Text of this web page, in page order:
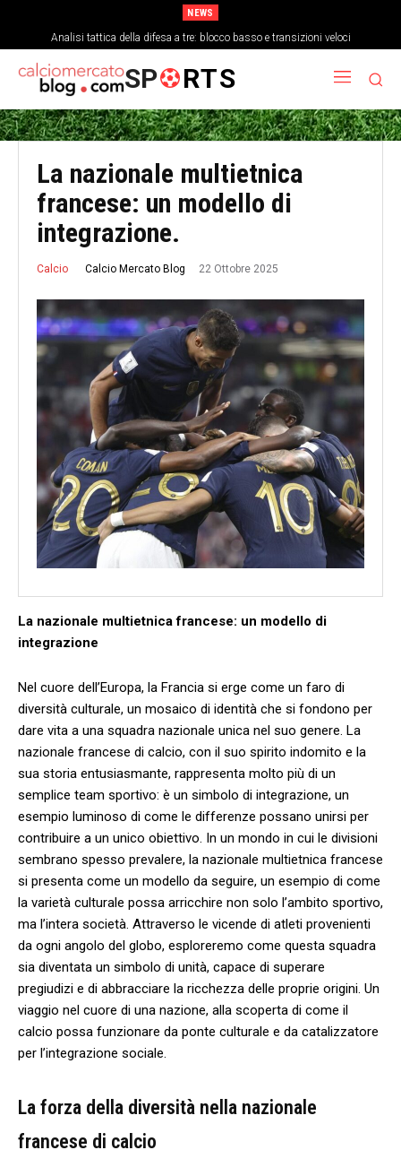
NEWS
Analisi tattica della difesa a tre: blocco basso e transizioni veloci
Come la stanchezza mentale influisce sulla precisione dei passaggi a fine
partita
SP RTS
La nazionale multietnica
francese: un modello di
integrazione.
Calcio Calcio Mercato Blog 22 Ottobre 2025
La nazionale multietnica‌ francese: un ⁣modello di
integrazione
Nel⁣ cuore⁢ dell’Europa, la Francia si erge‌ come un ⁣faro‌ di
diversità⁢ culturale, un mosaico di identità che ‍si fondono per
dare vita⁢ a una⁤ squadra​ nazionale unica⁣ nel suo ⁢genere. ⁣La​
nazionale francese di⁣ calcio, con ⁤il suo spirito indomito e la
sua ‍storia entusiasmante, rappresenta​ molto‌ più⁤ di ⁣un
semplice team sportivo: è un simbolo⁢ di integrazione, un
esempio ‌luminoso di​ come⁤ le differenze possano unirsi ⁤per
contribuire a un⁣ unico obiettivo. In un mondo in cui le divisioni⁢
sembrano‍ spesso prevalere,⁣ la nazionale multietnica francese
si presenta come un modello da seguire, un esempio di come​
la ⁣varietà culturale possa​ arricchire non⁢ solo l’ambito sportivo,‍
ma l’intera società. ‌Attraverso le vicende di atleti provenienti
da ogni angolo⁣ del globo,​ esploreremo ⁣come questa‍ squadra
sia diventata ‍un simbolo ​di unità, capace di superare
pregiudizi ‌e ‍di abbracciare la ‌ricchezza ‍delle proprie origini.⁤ Un
viaggio nel cuore ⁤di una nazione, ‍alla scoperta​ di come il
calcio possa funzionare da ⁣ponte⁢ culturale e da catalizzatore
⁢per l’integrazione⁣ sociale.
La forza ‍della diversità nella nazionale‌
francese di⁢ calcio